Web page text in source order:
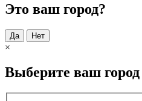
Это ваш город?
Да Нет
×
Выберите ваш город